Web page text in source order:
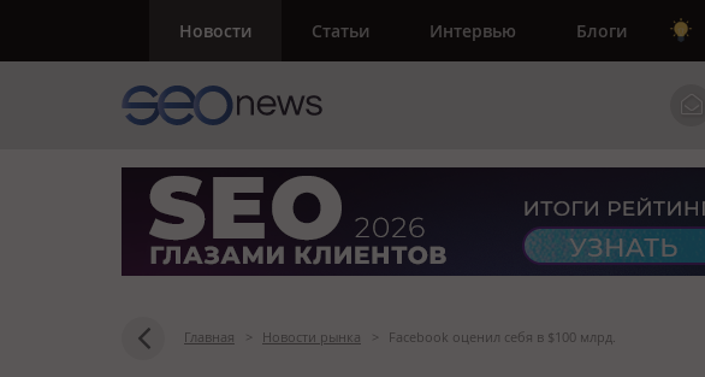
Новости Статьи Интервью Блоги
Главная > Новости рынка > Facebook оценил себя в $100 млрд.